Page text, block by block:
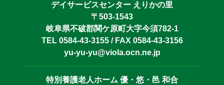
デイサービスセンター えりかの里
〒503-1543
岐阜県不破郡関ケ原町大字今須782-1
TEL 0584-43-3155 / FAX 0584-43-3156
yu-yu-yu@viola.ocn.ne.jp
特別養護老人ホーム 優・悠・邑 和合